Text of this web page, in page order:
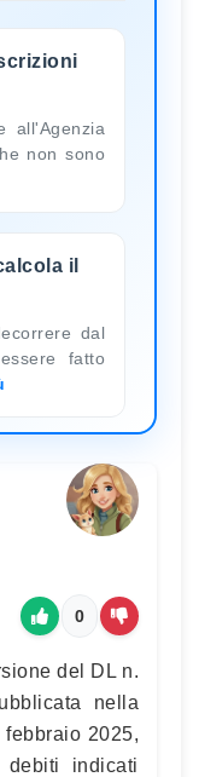
all'Agenzia
non sono
il
dal
fatto
0
del DL n.
nella
2025,
debiti indicati